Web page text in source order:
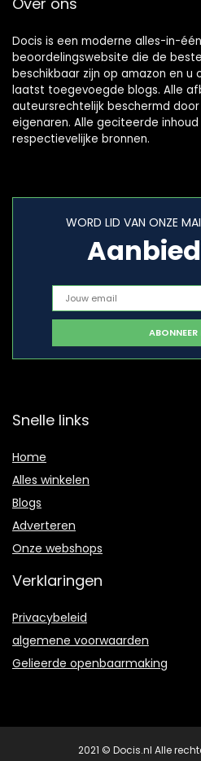
Docis is een moderne alles-in-
beoordelingswebsite die de
beschikbaar zijn op amazon en
laatst toegevoegde blogs. Alle
auteursrechtelijk beschermd
eigenaren. Alle geciteerde
respectievelijke bronnen.
WORD LID VAN ONZE
Snelle links
Home
Alles winkelen
Blogs
Adverteren
Onze webshops
Verklaringen
Privacybeleid
algemene voorwaarden
Gelieerde openbaarmaking
2021 © Docis.nl Alle